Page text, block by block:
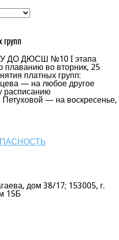
ДО ДЮСШ №10 I этапа
плаванию во вторник, 25
платных групп:
— на любое другое
расписанию
Петуховой — на воскресенье,
дом 38/17; 153005, г.
15Б